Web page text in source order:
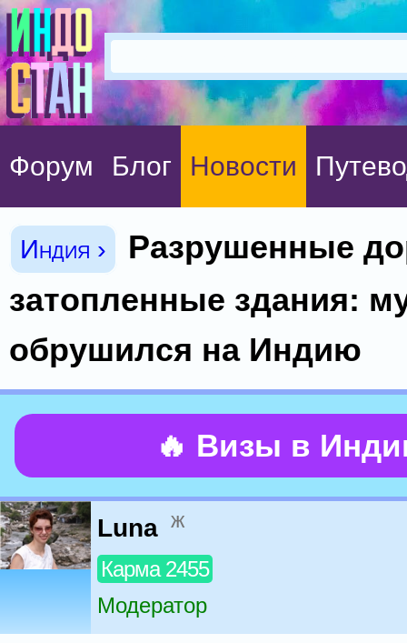
Форум Блог Новости
Индия ›
Разрушенные
затопленные здания:
обрушился на Индию
🔥 Визы в
Luna ж
Карма 2455
Модератор